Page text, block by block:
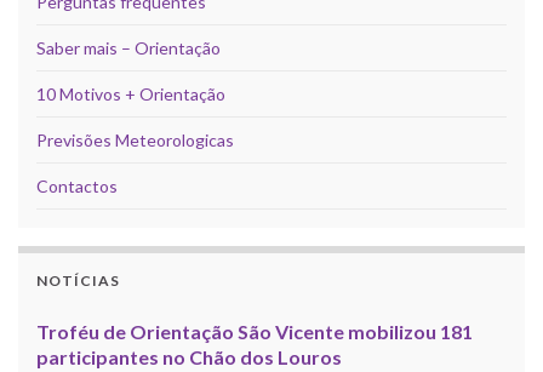
Saber mais – Orientação
10 Motivos + Orientação
Previsões Meteorologicas
Contactos
NOTÍCIAS
Troféu de Orientação São Vicente mobilizou 181
participantes no Chão dos Louros